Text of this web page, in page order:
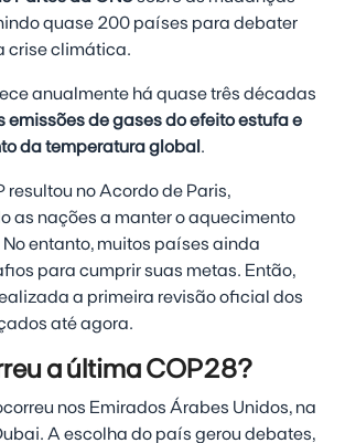
quase 200 países para debater
crise climática.
anualmente há quase três décadas
emissões de gases do efeito estufa e
da temperatura global .
resultou no Acordo de Paris,
as nações a manter o aquecimento
entanto, muitos países ainda
para cumprir suas metas. Então,
a primeira revisão oficial dos
até agora.
a última COP28?
nos Emirados Árabes Unidos, na
A escolha do país gerou debates,